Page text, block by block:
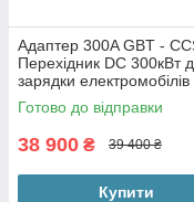
Адаптер 300A GBT -
Перехідник DC 300кВт
зарядки електромобілів
Європи на станціях GBT
Готово до відправки
38 900 ₴ 39 400 ₴
Купити